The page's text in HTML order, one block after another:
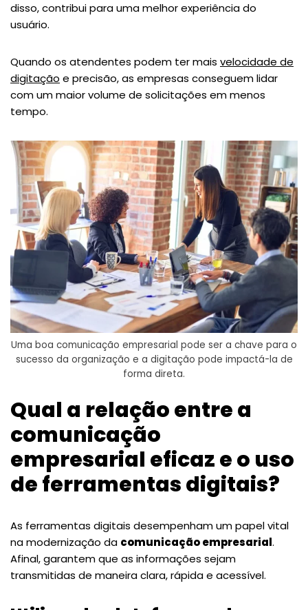
disso, contribui para uma melhor experiência do
usuário.
Quando os atendentes podem ter mais velocidade de
digitação e precisão, as empresas conseguem lidar
com um maior volume de solicitações em menos
tempo​.
Uma boa comunicação empresarial pode ser a chave para o
sucesso da organização e a digitação pode impactá-la de
forma direta.
Qual a relação entre a
comunicação
empresarial eficaz e o uso
de ferramentas digitais?
As ferramentas digitais desempenham um papel vital
na modernização da comunicação empresarial.
Afinal, garantem que as informações sejam
transmitidas de maneira clara, rápida e acessível.